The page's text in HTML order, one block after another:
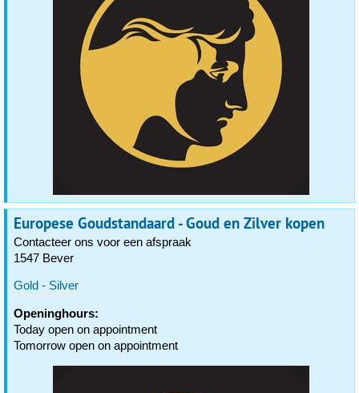
Europese Goudstandaard - Goud en Zilver kopen
Contacteer ons voor een afspraak
1547 Bever
Gold - Silver
Openinghours:
Today open on appointment
Tomorrow open on appointment